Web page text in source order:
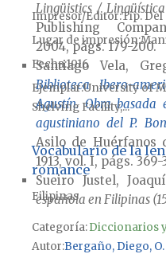
Lingüistics /
Publishing
2004, págs. 179-200.
Santiago Vela,
Biblioteca Ibero-
Agustín. Obra
agustiniano del P.
Asilo de Huérfanos
1913, vol. I, págs. 369-
Sueiro Justel,
española en Filipinas
Impresor/EditorTip. Del
Lugar de impresión
Fecha1916
EjemplarUniversity of
Shelving Facility,...
Vocabulario de la
romance
Filipinas
Categoría:Diccionarios
Autor Bergaño, Diego, O.